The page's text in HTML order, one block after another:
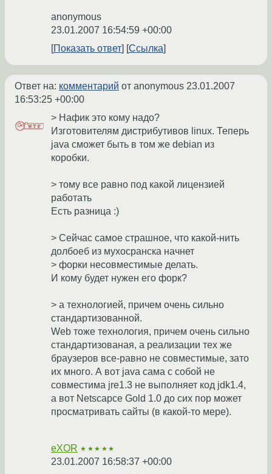
anonymous
23.01.2007 16:54:59 +00:00
Показать ответ
Ссылка
Ответ на: комментарий от anonymous 23.01.2007
16:53:25 +00:00
> Нафик это кому надо?
Изготовителям дистрибутивов linux. Теперь
java сможет быть в том же debian из
коробки.
> тому все равно под какой лицензией
работать
Есть разница :)
> Сейчас самое страшное, что какой-нить
долбоеб из мухосранска начнет
> форки несовместимые делать.
И кому будет нужен его форк?
> а технологией, причем очень сильно
стандартизованной.
Web тоже технология, причем очень сильно
стандартизованая, а реализации тех же
браузеров все-равно не совместимые, зато
их много. А вот java сама с собой не
совместима jre1.3 не выполняет код jdk1.4,
а вот Netscapce Gold 1.0 до сих пор может
просматривать сайты (в какой-то мере).
eXOR ★★★★★
23.01.2007 16:58:37 +00:00